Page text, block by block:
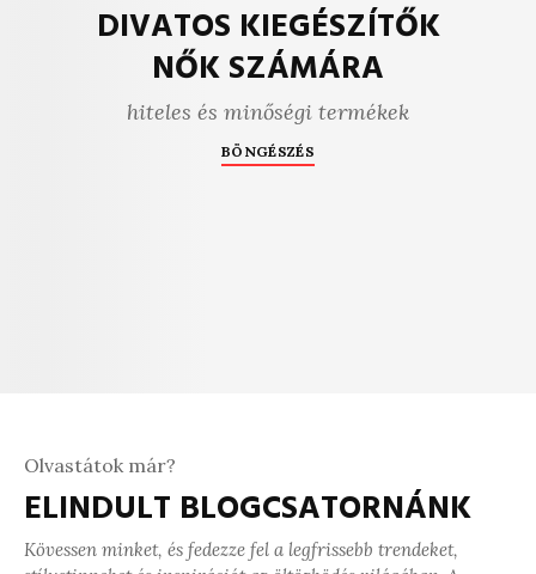
DIVATOS KIEGÉSZÍTŐK
NŐK SZÁMÁRA
hiteles és minőségi termékek
BÖNGÉSZÉS
Olvastátok már?
ELINDULT BLOGCSATORNÁNK
Kövessen minket, és fedezze fel a legfrissebb trendeket,